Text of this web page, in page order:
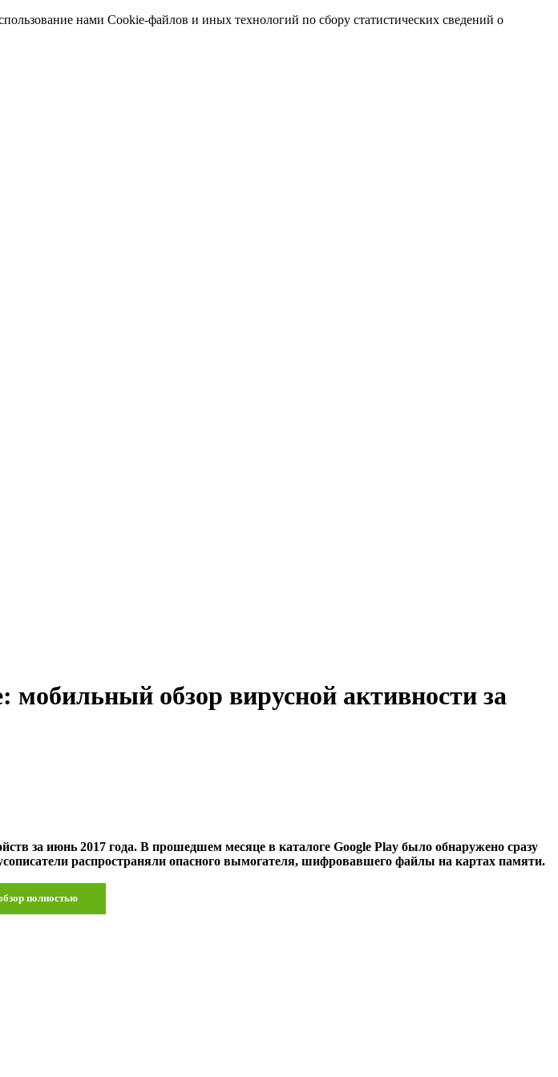
нами Cookie-файлов и иных технологий по сбору статистических сведений о
мобильный обзор вирусной активности за
за июнь 2017 года. В прошедшем месяце в каталоге Google Play было обнаружено сразу
распространяли опасного вымогателя, шифровавшего файлы на картах памяти.
полностью